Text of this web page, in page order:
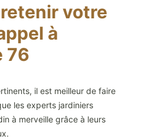
votre
à
76
il est meilleur de faire
les experts jardiniers
à merveille grâce à leurs